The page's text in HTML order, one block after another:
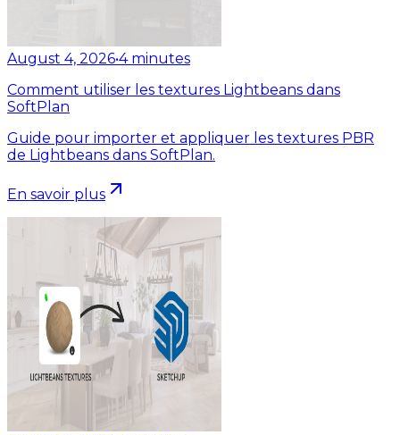
August 4, 2026•4 minutes
Comment utiliser les textures Lightbeans dans
SoftPlan
Guide pour importer et appliquer les textures PBR
de Lightbeans dans SoftPlan.
En savoir plus